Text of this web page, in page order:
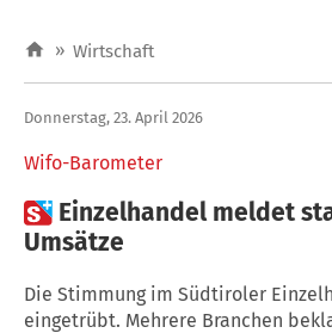
» Wirtschaft
Wifo-Barometer
Donnerstag, 23. April 2026
 Einzelhandel meldet
Umsätze
Die Stimmung im Südtiroler
eingetrübt. Mehrere Branchen